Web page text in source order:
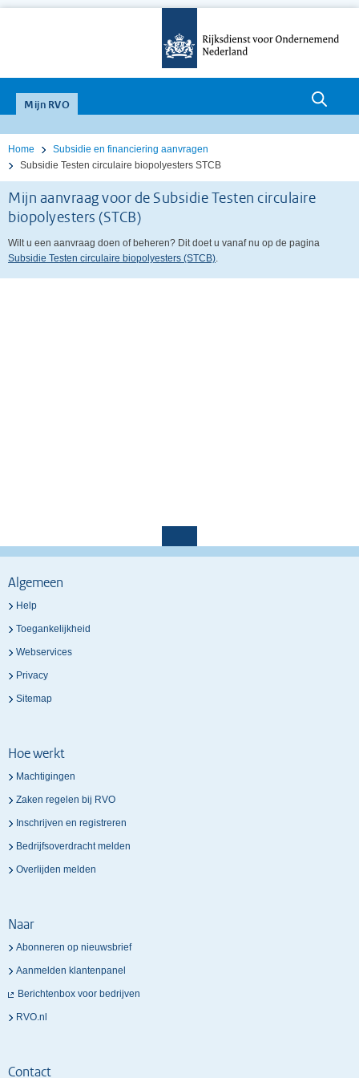
Mijn RVO
Home
Subsidie en financiering aanvragen
Subsidie Testen circulaire biopolyesters STCB
Mijn aanvraag voor de Subsidie Testen circulaire
biopolyesters (STCB)
Wilt u een aanvraag doen of beheren? Dit doet u vanaf nu op de pagina
Subsidie Testen circulaire biopolyesters (STCB)
Algemeen
Help
Toegankelijkheid
Webservices
Privacy
Sitemap
Hoe werkt
Machtigingen
Zaken regelen bij RVO
Inschrijven en registreren
Bedrijfsoverdracht melden
Overlijden melden
Naar
Abonneren op nieuwsbrief
Aanmelden klantenpanel
Berichtenbox voor bedrijven
RVO.nl
Contact